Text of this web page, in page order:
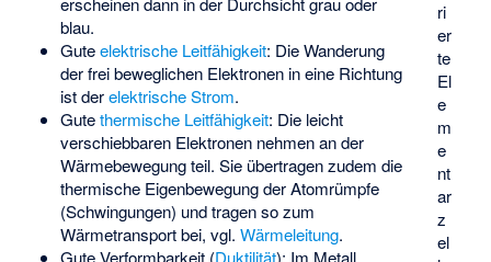
ri
er
te
El
e
m
e
nt
ar
z
el
blau.
Guteelektrische Leitfähigkeit: Die Wanderung
der frei beweglichen Elektronen in eine Richtung
ist derelektrische Strom.
Gutethermische Leitfähigkeit: Die leicht
verschiebbaren Elektronen nehmen an der
Wärmebewegung teil. Sie übertragen zudem die
thermische Eigenbewegung der Atomrümpfe
(Schwingungen) und tragen so zum
Wärmetransport bei, vgl. Wärmeleitung.
Gute Verformbarkeit (Duktilität): Im Metall